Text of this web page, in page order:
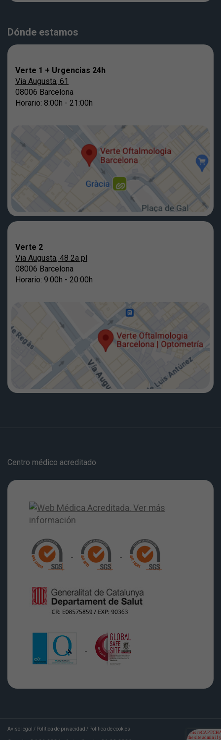
Dónde estamos
Verte 1 + Urgencias 24h
Via Augusta, 61
08006 Barcelona
Horario: 8:00h - 21:00h
Verte 2
Via Augusta, 48 2a pl
08006 Barcelona
Horario: 9:00h - 20:00h
Centro médico acreditado
Aviso legal / Política de privacidad / Política de cookies